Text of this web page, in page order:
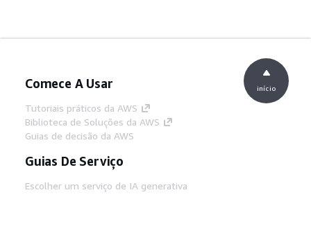
Comece A Usar
Tutoriais práticos da AWS
Biblioteca de Soluções da AWS
Guias de decisão da AWS
Guias De Serviço
Escolher um serviço de IA generativa
início